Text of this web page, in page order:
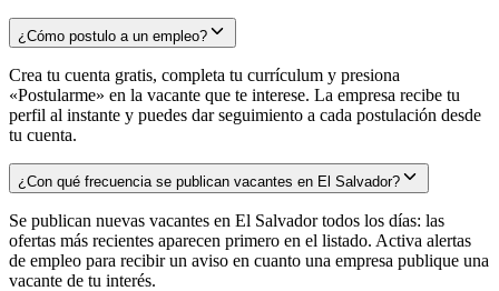
¿Cómo postulo a un empleo?
Crea tu cuenta gratis, completa tu currículum y presiona
«Postularme» en la vacante que te interese. La empresa recibe tu
perfil al instante y puedes dar seguimiento a cada postulación desde
tu cuenta.
¿Con qué frecuencia se publican vacantes en El Salvador?
Se publican nuevas vacantes en El Salvador todos los días: las
ofertas más recientes aparecen primero en el listado. Activa alertas
de empleo para recibir un aviso en cuanto una empresa publique una
vacante de tu interés.